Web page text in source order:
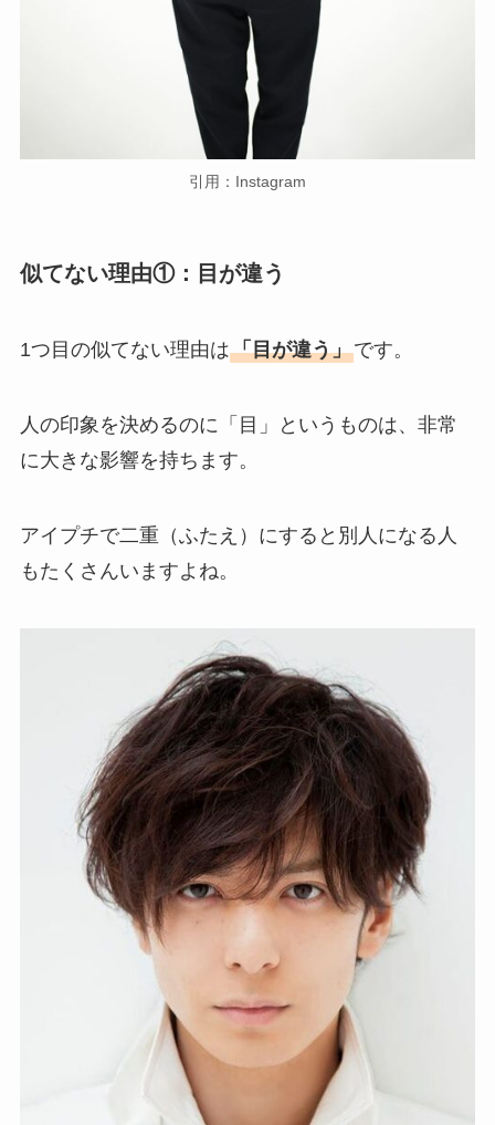
引用：Instagram
似てない理由①：目が違う
1つ目の似てない理由は「目が違う」です。
人の印象を決めるのに「目」というものは、非常
に大きな影響を持ちます。
アイプチで二重（ふたえ）にすると別人になる人
もたくさんいますよね。